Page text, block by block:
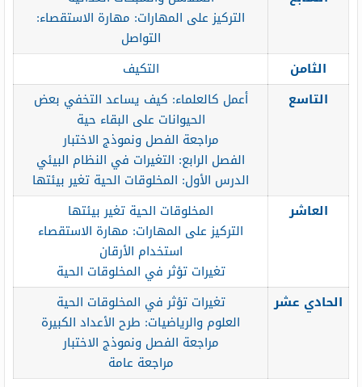
التركيز على المهارات: مهارة الاستقصاء:
التواصل
الثامن
التكيف
التاسع
أعمل كالعلماء: كيف يساعد التخفي بعض
الحيوانات على البقاء حية
مراجعة الفصل ونموذج الاختبار
الفصل الرابع: التغيرات في النظام البيئي
الدرس الأول: المخلوقات الحية تغير بيئتها
العاشر
المخلوقات الحية تغير بيئتها
التركيز على المهارات: مهارة الاستقصاء
استخدام الأرقان
تغيرات تؤثر في المخلوقات الحية
الحادي عشر
تغيرات تؤثر في المخلوقات الحية
العلوم والرياضيات: طرح الأعداد الكبيرة
مراجعة الفصل ونموذج الاختبار
مراجعة عامة